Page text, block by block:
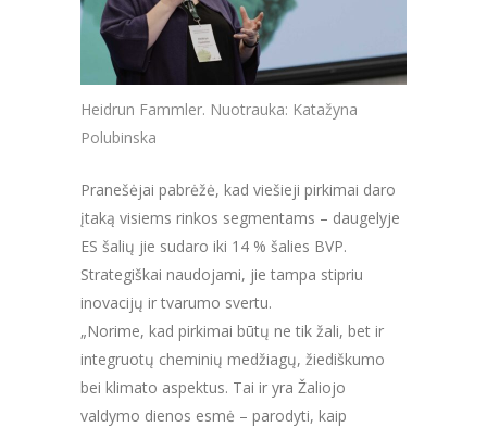
Heidrun Fammler. Nuotrauka: Katažyna
Polubinska
Pranešėjai pabrėžė, kad viešieji pirkimai daro
įtaką visiems rinkos segmentams – daugelyje
ES šalių jie sudaro iki 14 % šalies BVP.
Strategiškai naudojami, jie tampa stipriu
inovacijų ir tvarumo svertu.
„Norime, kad pirkimai būtų ne tik žali, bet ir
integruotų cheminių medžiagų, žiediškumo
bei klimato aspektus. Tai ir yra Žaliojo
valdymo dienos esmė – parodyti, kaip